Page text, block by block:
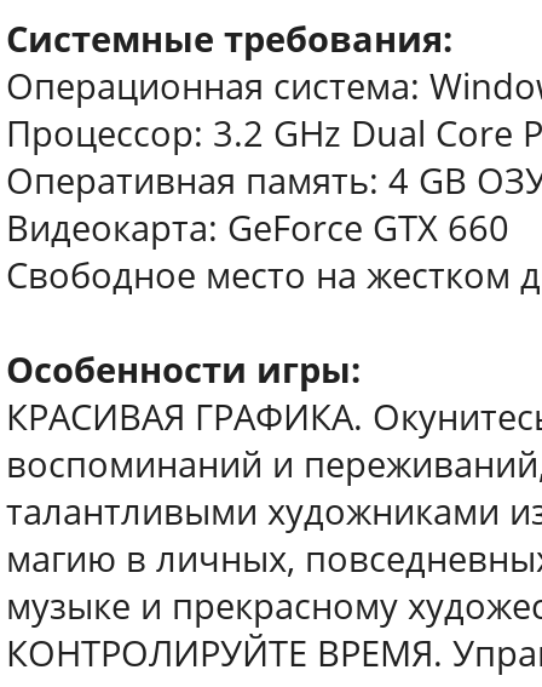
Системные требования:
Операционная система:
Процессор: 3.2 GHz Dual Core
Оперативная память: 4 GB
Видеокарта: GeForce GTX 660
Свободное место на жестком
Особенности игры:
КРАСИВАЯ ГРАФИКА.
воспоминаний и
талантливыми художниками
магию в личных,
музыке и прекрасному
КОНТРОЛИРУЙТЕ ВРЕМЯ.